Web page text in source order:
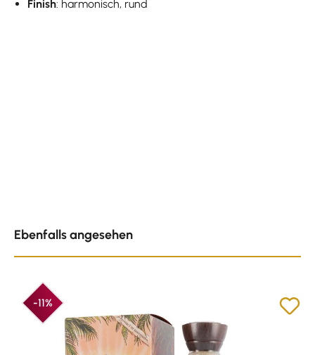
Finish: harmonisch, rund
Ebenfalls angesehen
-11%